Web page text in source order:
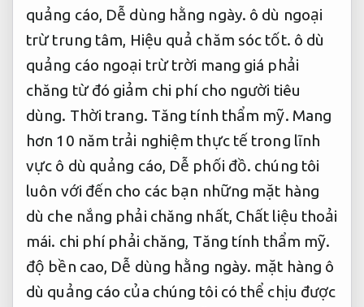
quảng cáo, Dễ dùng hằng ngày. ô dù ngoại
trừ trung tâm, Hiệu quả chăm sóc tốt. ô dù
quảng cáo ngoại trừ trời mang giá phải
chăng từ đó giảm chi phí cho người tiêu
dùng. Thời trang. Tăng tính thẩm mỹ. Mang
hơn 10 năm trải nghiệm thực tế trong lĩnh
vực ô dù quảng cáo, Dễ phối đồ. chúng tôi
luôn với đến cho các bạn những mặt hàng
dù che nắng phải chăng nhất, Chất liệu thoải
mái. chi phí phải chăng, Tăng tính thẩm mỹ.
độ bền cao, Dễ dùng hằng ngày. mặt hàng ô
dù quảng cáo của chúng tôi có thể chịu được